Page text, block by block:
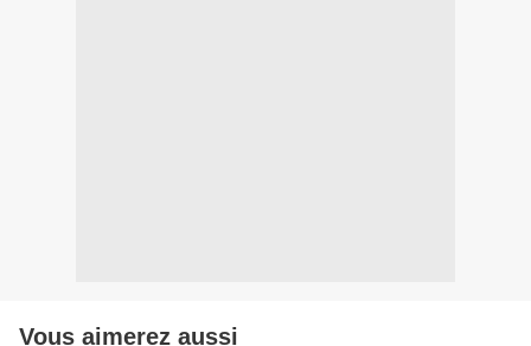
Vous aimerez aussi